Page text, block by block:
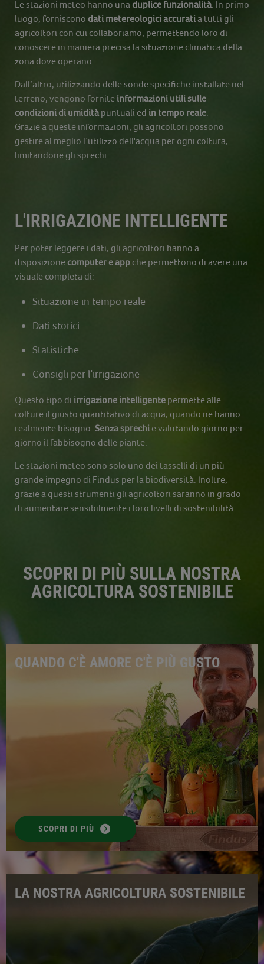
Le stazioni meteo hanno una duplice funzionalità . In primo
luogo, forniscono dati metereologiciaccuratia tutti gli
agricoltori con cui collaboriamo, permettendo loro di
conoscere in maniera precisa la situazione climatica della
zona dove operano.
Dall’altro, utilizzando delle sonde specifiche installate nel
terreno, vengono fornite informazioni utili sulle
condizioni di umidità puntuali ed in tempo reale
Grazie a queste informazioni, gli agricoltori possono
gestire al meglio l’utilizzo dell'acqua per ogni coltura,
limitandone gli sprechi.
L'IRRIGAZIONE INTELLIGENTE
Per poter leggere i dati, gli agricoltori hanno a
disposizione computer e app che permettono di avere una
visuale completa di:
Situazione in tempo reale
Dati storici
Statistiche
Consigli per l’irrigazione
Questo tipo di irrigazione intelligente permette alle
colture il giusto quantitativo di acqua, quando ne hanno
realmente bisogno. Senza sprechi e valutando giorno per
giorno il fabbisogno delle piante.
Le stazioni meteo sono solo uno dei tasselli di un più
grande impegno di Findus per la biodiversità. Inoltre,
grazie a questi strumenti gli agricoltori saranno in grado
di aumentare sensibilmente i loro livelli di sostenibilità.
SCOPRI DI PIÙ SULLA NOSTRA
AGRICOLTURA SOSTENIBILE
QUANDO C'È AMORE C'È PIÙ GUSTO
SCOPRI DI PIÙ
LA NOSTRA AGRICOLTURA SOSTENIBILE